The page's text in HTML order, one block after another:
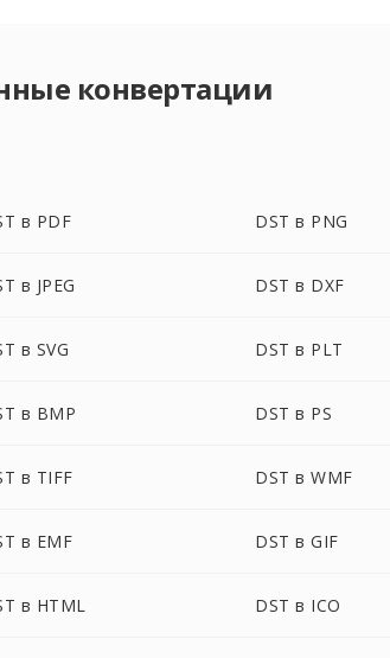
конвертации
в PDF DST в PNG
в JPEG DST в DXF
в SVG DST в PLT
в BMP DST в PS
в TIFF DST в WMF
в EMF DST в GIF
в HTML DST в ICO